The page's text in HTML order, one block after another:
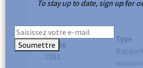
Inde
Année
1881
Type
To stay up to date, sign up for
Soumettre